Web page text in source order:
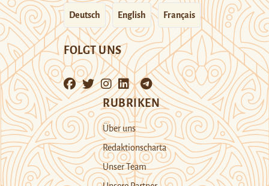
Deutsch English Français
FOLGT UNS
RUBRIKEN
Über uns
Redaktionscharta
Unser Team